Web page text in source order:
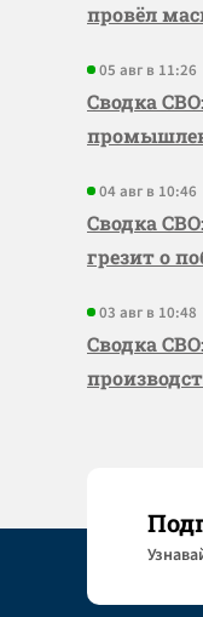
провёл
05 авг в 11:26
Сводка
04 авг в 10:46
Сводка
грезит о
03 авг в 10:48
Сводка